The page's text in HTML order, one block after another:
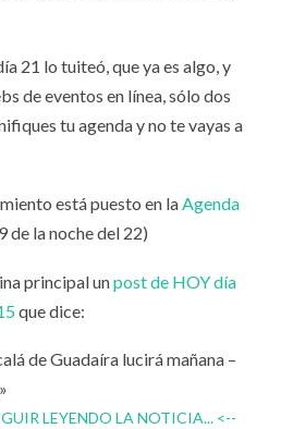
21 lo tuiteó, que ya es algo, y
de eventos en línea, sólo dos
tu agenda y no te vayas a
está puesto en laAgenda
de la noche del 22)
principal unpost de HOY día
que dice:
de Guadaíra lucirá mañana –
LEYENDO LA NOTICIA... <--